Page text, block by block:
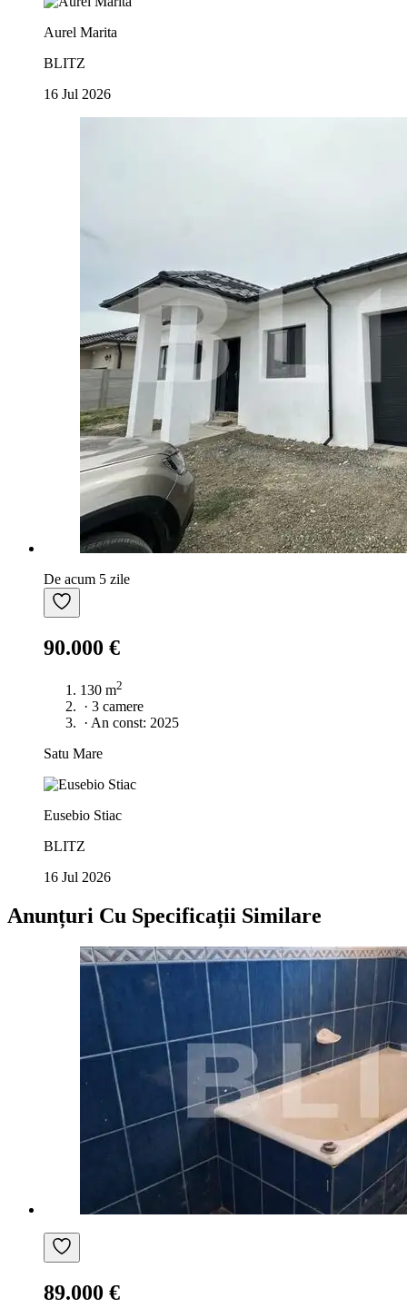
Aurel Marita
BLITZ
16 Jul 2026
De acum 5 zile
90.000 €
130 m2
· 3 camere
· An const: 2025
Satu Mare
Eusebio Stiac
BLITZ
16 Jul 2026
Anunțuri Cu Specificații Similare
89.000 €